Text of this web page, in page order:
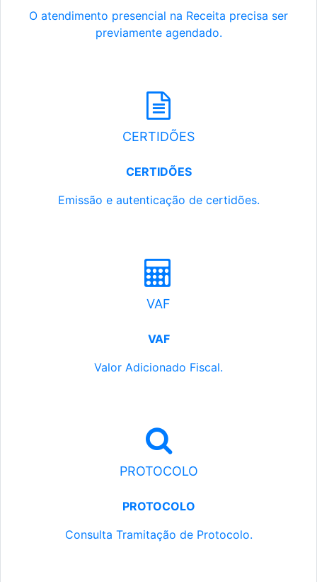
O atendimento presencial na Receita precisa ser
previamente agendado.
CERTIDÕES
CERTIDÕES
Emissão e autenticação de certidões.
VAF
VAF
Valor Adicionado Fiscal.
PROTOCOLO
PROTOCOLO
Consulta Tramitação de Protocolo.